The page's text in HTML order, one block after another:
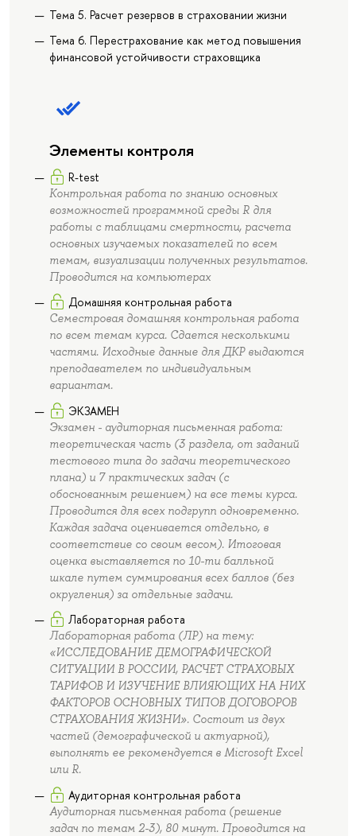
Тема 5. Расчет резервов в страховании жизни
Тема 6. Перестрахование как метод повышения
финансовой устойчивости страховщика
Элементы контроля
R-test
Контрольная работа по знанию основных
возможностей программной среды R для
работы с таблицами смертности, расчета
основных изучаемых показателей по всем
темам, визуализации полученных результатов.
Проводится на компьютерах
Домашняя контрольная работа
Семестровая домашняя контрольная работа
по всем темам курса. Сдается несколькими
частями. Исходные данные для ДКР выдаются
преподавателем по индивидуальным
вариантам.
ЭКЗАМЕН
Экзамен - аудиторная письменная работа:
теоретическая часть (3 раздела, от заданий
тестового типа до задачи теоретического
плана) и 7 практических задач (с
обоснованным решением) на все темы курса.
Проводится для всех подгрупп одновременно.
Каждая задача оценивается отдельно, в
соответствие со своим весом). Итоговая
оценка выставляется по 10-ти балльной
шкале путем суммирования всех баллов (без
округления) за отдельные задачи.
Лабораторная работа
Лабораторная работа (ЛР) на тему:
«ИССЛЕДОВАНИЕ ДЕМОГРАФИЧЕСКОЙ
СИТУАЦИИ В РОССИИ, РАСЧЕТ СТРАХОВЫХ
ТАРИФОВ И ИЗУЧЕНИЕ ВЛИЯЮЩИХ НА НИХ
ФАКТОРОВ ОСНОВНЫХ ТИПОВ ДОГОВОРОВ
СТРАХОВАНИЯ ЖИЗНИ». Состоит из двух
частей (демографической и актуарной),
выполнять ее рекомендуется в Microsoft Excel
или R.
Аудиторная контрольная работа
Аудиторная письменная работа (решение
задач по темам 2-3), 80 минут. Проводится на